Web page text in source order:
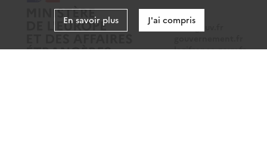
data.gouv.fr
legifrance.gouv.fr
En savoir plus J'ai compris